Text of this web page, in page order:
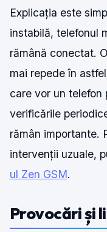
Explicația este
instabilă, telefonul
rămână conectat.
mai repede în
care vor un
verificările
rămân importante.
intervenții uzuale,
ul Zen GSM.
Provocări și